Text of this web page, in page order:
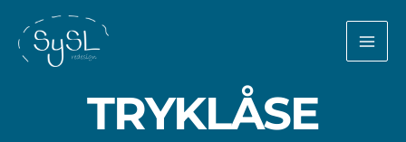
indholdet
TRYKLÅSE